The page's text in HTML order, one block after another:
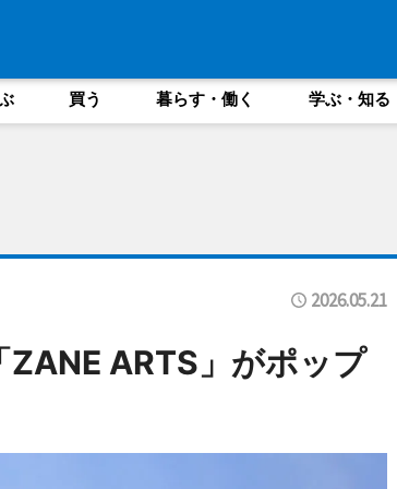
買う 暮らす・働く 学ぶ・知る
2026.05.21
ARTS」がポップ